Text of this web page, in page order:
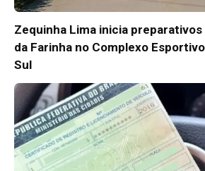
Zequinha Lima inicia preparativos
da Farinha no Complexo
Sul